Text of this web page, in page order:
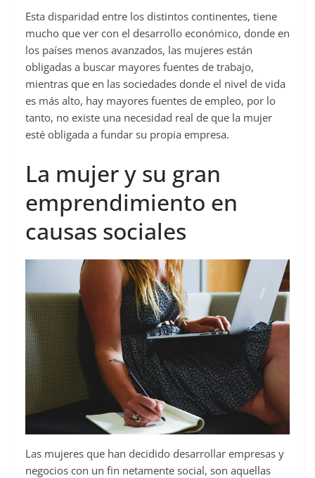
Esta disparidad entre los distintos continentes, tiene
mucho que ver con el desarrollo económico, donde en
los países menos avanzados, las mujeres están
obligadas a buscar mayores fuentes de trabajo,
mientras que en las sociedades donde el nivel de vida
es más alto, hay mayores fuentes de empleo, por lo
tanto, no existe una necesidad real de que la mujer
esté obligada a fundar su propia empresa.
La mujer y su gran
emprendimiento en
causas sociales
Las mujeres que han decidido desarrollar empresas y
negocios con un fin netamente social, son aquellas